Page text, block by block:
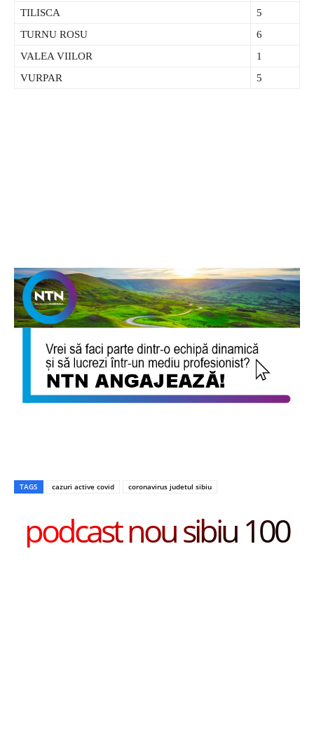
TILISCA
5
TURNU ROSU
6
VALEA VIILOR
1
VURPAR
5
TAGS cazuri active covid coronavirus judetul sibiu
podcast nou sibiu 100